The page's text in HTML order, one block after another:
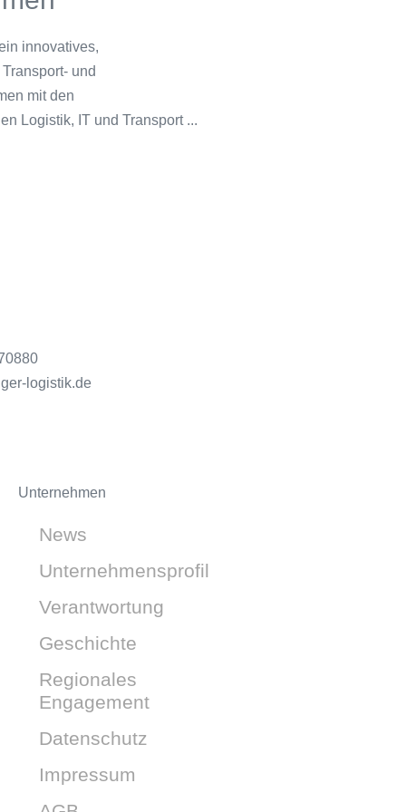
innovatives,
und
mit den
Logistik, IT und Transport ...
logistik.de
Unternehmen
News
Unternehmensprofil
Verantwortung
Geschichte
Regionales
Engagement
Datenschutz
Impressum